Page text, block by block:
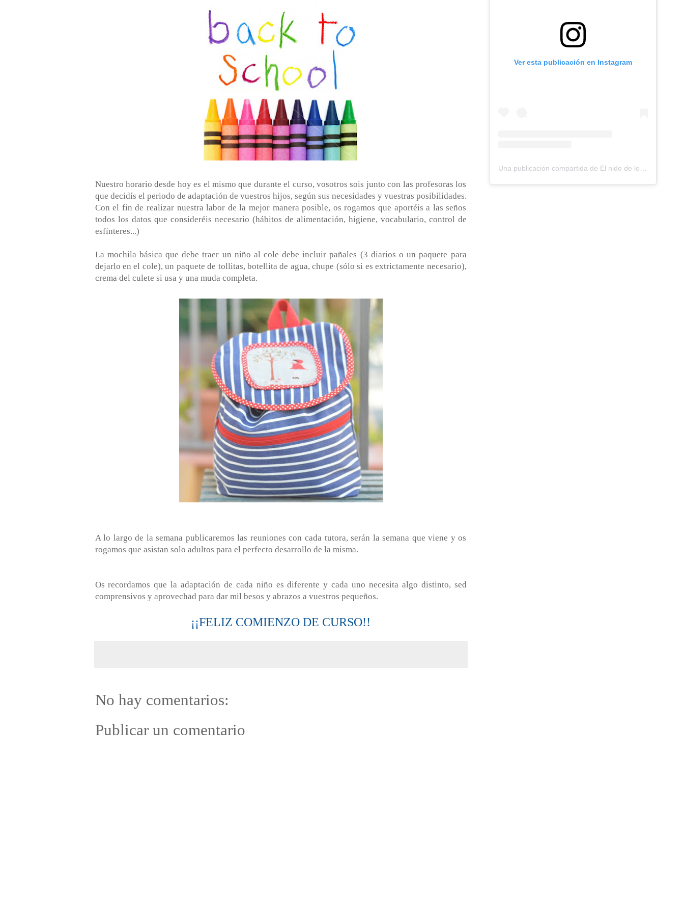
Nuestro horario desde hoy es el mismo que durante el curso, vosotros sois junto con las profesoras los
que decidís el periodo de adaptación de vuestros hijos, según sus necesidades y vuestras posibilidades.
Con el fin de realizar nuestra labor de la mejor manera posible, os rogamos que aportéis a las seños
todos los datos que consideréis necesario (hábitos de alimentación, higiene, vocabulario, control de
esfínteres...)
La mochila básica que debe traer un niño al cole debe incluir pañales (3 diarios o un paquete para
dejarlo en el cole), un paquete de tollitas, botellita de agua, chupe (sólo si es extrictamente necesario),
crema del culete si usa y una muda completa.
A lo largo de la semana publicaremos las reuniones con cada tutora, serán la semana que viene y os
rogamos que asistan solo adultos para el perfecto desarrollo de la misma.
Os recordamos que la adaptación de cada niño es diferente y cada uno necesita algo distinto, sed
comprensivos y aprovechad para dar mil besos y abrazos a vuestros pequeños.
¡¡FELIZ COMIENZO DE CURSO!!
No hay comentarios:
Publicar un comentario
Ver esta publicación en Instagram